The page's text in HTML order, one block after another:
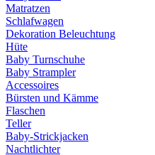
Matratzen
Schlafwagen
Dekoration Beleuchtung
Hüte
Baby Turnschuhe
Baby Strampler
Accessoires
Bürsten und Kämme
Flaschen
Teller
Baby-Strickjacken
Nachtlichter